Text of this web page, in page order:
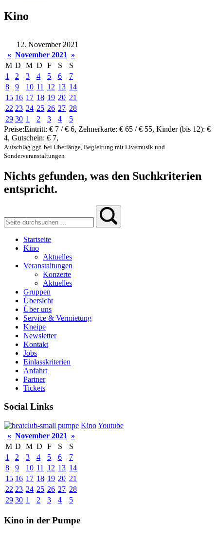
Kino
12. November 2021
« November 2021 »
M D M D F S
S
1
2 3 4 5 6
7
8
9 10 11 12 13 14
15 16 17 18 19 20 21
22 23 24 25 26 27 28
29 30 1 2 3 4
5
Preise:Eintritt: € 7 / € 6, Zehnerkarte: € 65 / € 55, Kinder (bis 12): €
4, Gutschein: € 7,
Aufschlag ggf. bei Überlänge, Begleitung mit Livemusik und
Sonderveranstaltungen
Nichts gefunden, was den Suchkriterien
entspricht.
Startseite
Kino
Aktuelles
Veranstaltungen
Konzerte
Aktuelles
Gruppen
Übersicht
Über uns
Service & Vermietung
Kneipe
Newsletter
Kontakt
Jobs
Einlasskriterien
Anfahrt
Partner
Tickets
Social Links
pumpe KinoYoutube
« November 2021 »
M D M D F S
S
1
2 3 4 5 6
7
8
9 10 11 12 13 14
15 16 17 18 19 20 21
22 23 24 25 26 27 28
29 30 1 2 3 4 5
Kino in der Pumpe